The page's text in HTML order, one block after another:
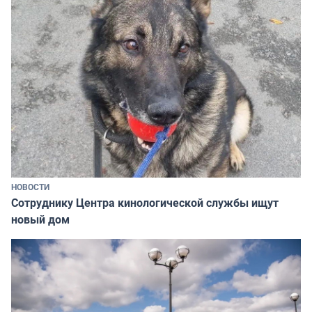
НОВОСТИ
Сотруднику Центра кинологической службы ищут
новый дом